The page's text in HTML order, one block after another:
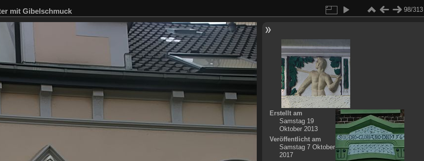
mit Gibelschmuck 98/313
Erstellt am
Samstag 19
Oktober 2013
Veröffentlicht am
Samstag 7 Oktober
2017